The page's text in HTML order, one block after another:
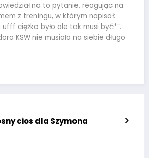
na to pytanie, reagując na
z treningu, w którym napisał:
ufff ciężko było ale tak musi być*”.
KSW nie musiała na siebie długo
cios dla Szymona